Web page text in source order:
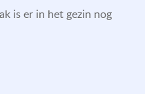
is er in het gezin nog